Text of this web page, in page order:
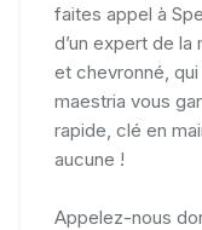
faites appel à
d’un expert de
et chevronné,
maestria vous
rapide, clé en
aucune !
Appelez-nous